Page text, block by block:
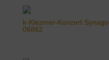
k-Klezmer-Konzert
06862